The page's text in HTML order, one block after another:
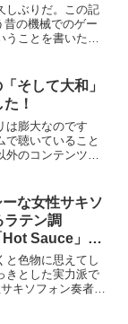
しぶりだ。この記
昔の機械でのゲー
うことを書いた。
これももは...
そして大和」
！
は膨大なのです
で聴いていること
のコンテンツに
ひとりごと」の第
な女性サキソ
ラテン調
Hot Sauce」—
と色物に思えてし
きとした実力派で
キソフォン奏者で